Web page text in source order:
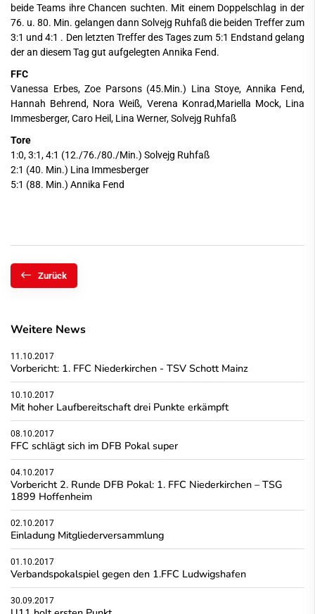
beide Teams ihre Chancen suchten. Mit einem Doppelschlag in der
76. u. 80. Min. gelangen dann Solvejg Ruhfaß die beiden Treffer zum
3:1 und 4:1 . Den letzten Treffer des Tages zum 5:1 Endstand gelang
der an diesem Tag gut aufgelegten Annika Fend.
FFC
Vanessa Erbes, Zoe Parsons (45.Min.) Lina Stoye, Annika Fend,
Hannah Behrend, Nora Weiß, Verena Konrad,Mariella Mock, Lina
Immesberger, Caro Heil, Lina Werner, Solvejg Ruhfaß
Tore
1:0, 3:1, 4:1 (12./76./80./Min.) Solvejg Ruhfaß
2:1 (40. Min.) Lina Immesberger
5:1 (88. Min.) Annika Fend
Zurück
Weitere News
11.10.2017
Vorbericht: 1. FFC Niederkirchen - TSV Schott Mainz
10.10.2017
Mit hoher Laufbereitschaft drei Punkte erkämpft
08.10.2017
FFC schlägt sich im DFB Pokal super
04.10.2017
Vorbericht 2. Runde DFB Pokal: 1. FFC Niederkirchen – TSG
1899 Hoffenheim
02.10.2017
Einladung Mitgliederversammlung
01.10.2017
Verbandspokalspiel gegen den 1.FFC Ludwigshafen
30.09.2017